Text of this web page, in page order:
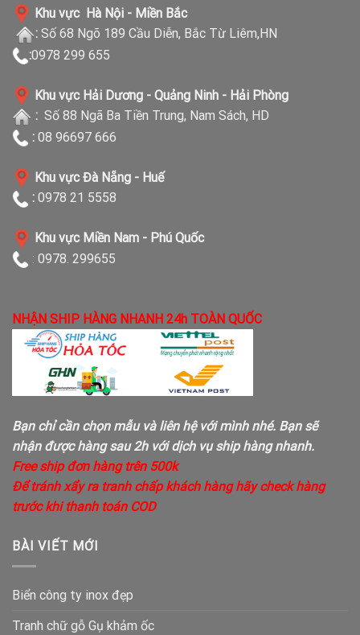
Khu vực Hà Nội - Miền Bắc
: Số 68 Ngõ 189 Cầu Diễn, Bắc Từ Liêm,HN
:0978 299 655
Khu vực Hải Dương - Quảng Ninh - Hải Phòng
: Số 88 Ngã Ba Tiền Trung, Nam Sách, HD
: 08 96697 666
Khu vực Đà Nẵng - Huế
: 0978 21 5558
Khu vực Miền Nam - Phú Quốc
: 0978. 299655
NHẬN SHIP HÀNG NHANH 24h TOÀN QUỐC
Bạn chỉ cần chọn mẫu và liên hệ với mình nhé. Bạn sẽ
nhận được hàng sau 2h với dịch vụ ship hàng nhanh.
Free ship đơn hàng trên 500k
Để tránh xẩy ra tranh chấp khách hàng hãy check hàng
trước khi thanh toán COD
BÀI VIẾT MỚI
Biển công ty inox đẹp
Tranh chữ gỗ Gụ khảm ốc